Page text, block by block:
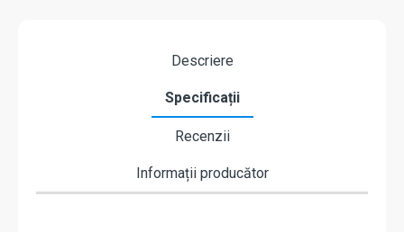
Descriere
Specificații
Recenzii
Informații producător